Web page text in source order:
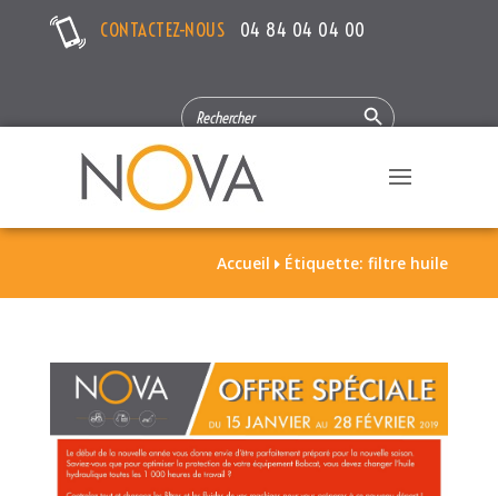
CONTACTEZ-NOUS 04 84 04 04 00
SEARCH
FOR:
Search Button
Accueil  Étiquette: filtre huile